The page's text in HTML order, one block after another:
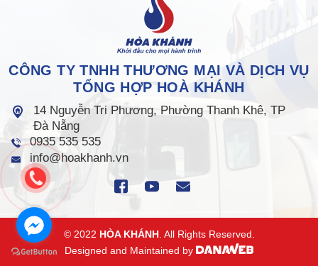
CÔNG TY TNHH THƯƠNG MẠI VÀ DỊCH VỤ
TỔNG HỢP HOÀ KHÁNH
14 Nguyễn Tri Phương, Phường Thanh Khê, TP
Đà Nẵng
0935 535 535
info@hoakhanh.vn
© 2022 HÒA KHÁNH. All Rights Reserved.
Designed and Maintained by